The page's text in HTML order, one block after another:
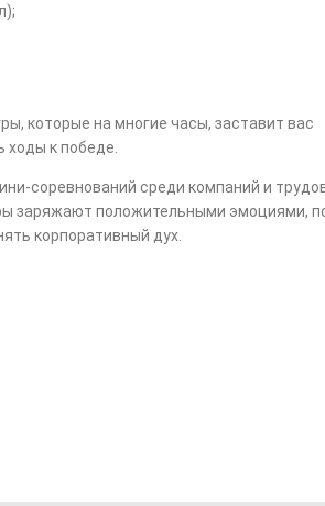
которые на многие часы, заставит вас
ходы к победе.
соревнований среди компаний и
заряжают положительными эмоциями,
корпоративный дух.